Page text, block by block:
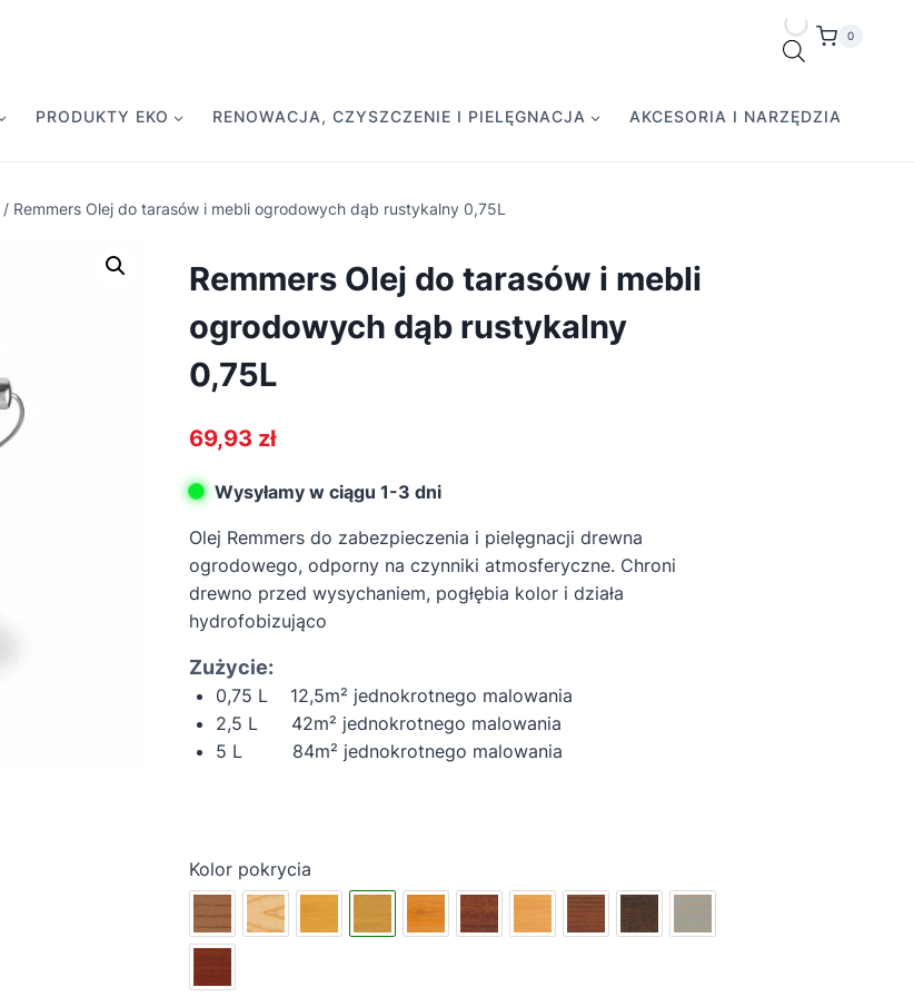
0
PRODUKTY EKO RENOWACJA, CZYSZCZENIE I PIELĘGNACJA AKCESORIA I NARZĘDZIA
/ Remmers Olej do tarasów i mebli ogrodowych dąb rustykalny 0,75L
Remmers Olej do tarasów i mebli
ogrodowych dąb rustykalny
0,75L
69,93 zł
Wysyłamy w ciągu 1-3 dni
Olej Remmers do zabezpieczenia i pielęgnacji drewna
ogrodowego, odporny na czynniki atmosferyczne. Chroni
drewno przed wysychaniem, pogłębia kolor i działa
hydrofobizująco
Zużycie:
0,75 L 12,5m² jednokrotnego malowania
2,5 L 42m² jednokrotnego malowania
5 L 84m² jednokrotnego malowania
Kolor pokrycia